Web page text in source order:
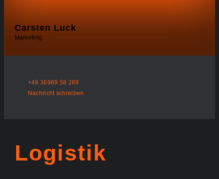
Carsten Luck
Marketing
+49 36969 58 269
Nachricht schreiben
Logistik